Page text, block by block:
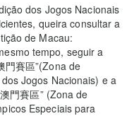
dos Jogos Nacionais
queira consultar a
de Macau:
tempo, seguir a
門賽區”(Zona de
Jogos Nacionais) e a
門賽區” (Zona de
Especiais para